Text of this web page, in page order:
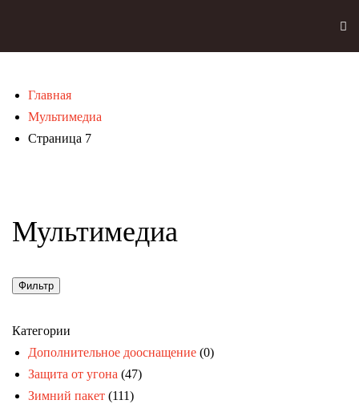
Главная
Мультимедиа
Страница 7
Мультимедиа
Фильтр
Категории
Дополнительное дооснащение (0)
Защита от угона (47)
Зимний пакет (111)